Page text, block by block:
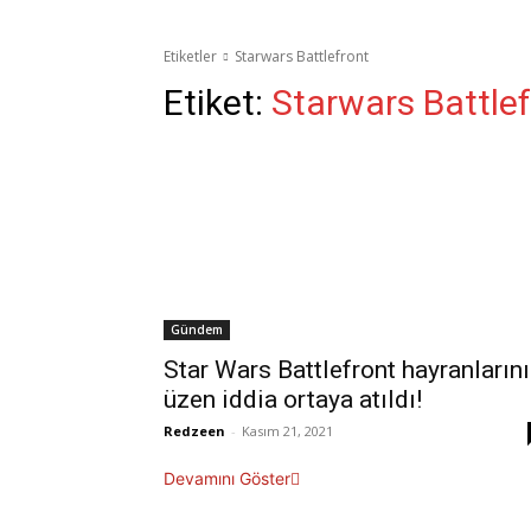
Etiketler Starwars Battlefront
Etiket: Starwars
Gündem
Star Wars Battlefront hayranlarını
üzen iddia ortaya atıldı!
Redzeen - Kasım 21, 2021
Devamını Göster